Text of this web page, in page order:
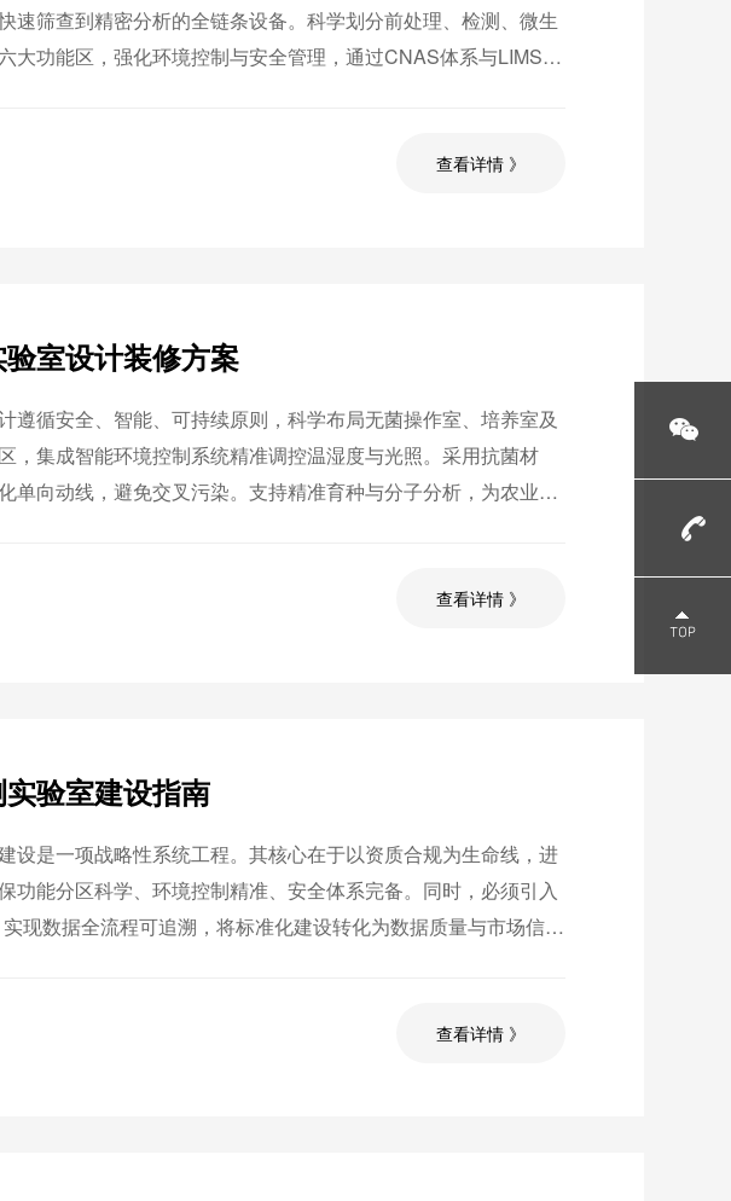
速筛查到精密分析的全链条设备。科学划分前处理、检测、微生
大功能区，强化环境控制与安全管理，通过CNAS体系与LIMS系
查看详情 》
室设计装修方案
遵循安全、智能、可持续原则，科学布局无菌操作室、培养室及
，集成智能环境控制系统精准调控温湿度与光照。采用抗菌材
单向动线，避免交叉污染。支持精准育种与分子分析，为农业科
查看详情 》
验室建设指南
设是一项战略性系统工程。其核心在于以资质合规为生命线，进
功能分区科学、环境控制精准、安全体系完备。同时，必须引入
现数据全流程可追溯，将标准化建设转化为数据质量与市场信任
查看详情 》